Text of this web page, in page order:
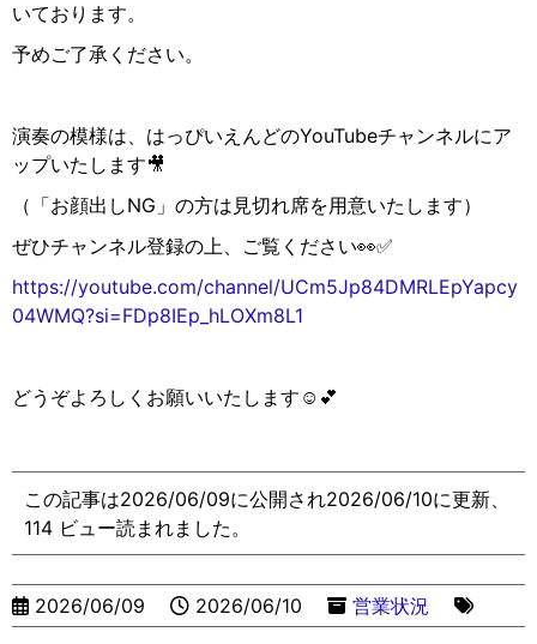
いております。
予めご了承ください。
演奏の模様は、はっぴいえんどのYouTubeチャンネルにア
ップいたします🎥
（「お顔出しNG」の方は見切れ席を用意いたします）
ぜひチャンネル登録の上、ご覧ください👀✅
https://youtube.com/channel/UCm5Jp84DMRLEpYapcy
04WMQ?si=FDp8IEp_hLOXm8L1
どうぞよろしくお願いいたします ☺️💕
この記事は2026/06/09に公開され2026/06/10に更新、
114 ビュー読まれました。
2026/06/09 2026/06/10 営業状況